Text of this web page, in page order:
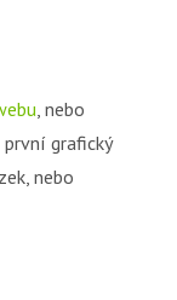
, nebo
grafický
nebo